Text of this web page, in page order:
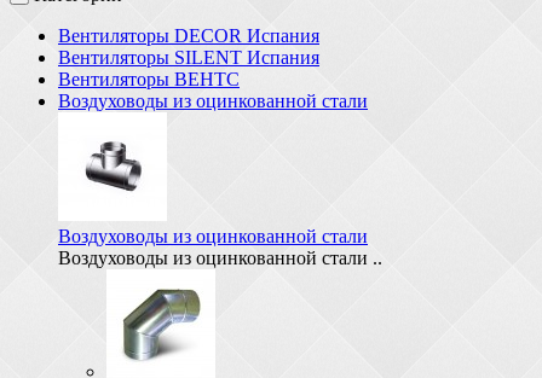
Вентиляторы DECOR Испания
Вентиляторы SILENT Испания
Вентиляторы ВЕНТС
Воздуховоды из оцинкованной стали
Воздуховоды из оцинкованной стали
Воздуховоды из оцинкованной стали ..